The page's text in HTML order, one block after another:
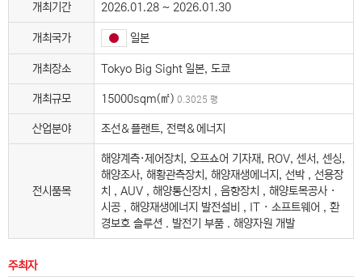
개최기간
2026.01.28 ~ 2026.01.30
개최국가 일본
개최장소 Tokyo Big Sight 일본, 도쿄
개최규모 15000sqm(㎡) 0.3025 평
산업분야 조선＆플랜트, 전력＆에너지
전시품목
해양계측·제어장치, 오프쇼어 기자재, ROV, 센서, 센싱,
해양조사, 해황관측장치, 해양재생에너지, 선박 , 선용장
치 , AUV , 해양통신장치 , 음향장치 , 해양토목공사 ·
시공 , 해양재생에너지 발전설비 , IT · 소프트웨어 , 환
경보호 솔루션 . 발전기 부품 . 해양자원 개발
주최자